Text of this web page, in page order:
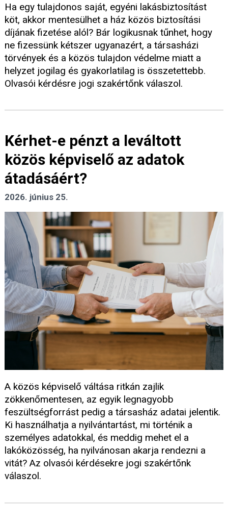
Ha egy tulajdonos saját, egyéni lakásbiztosítást
köt, akkor mentesülhet a ház közös biztosítási
díjának fizetése alól? Bár logikusnak tűnhet, hogy
ne fizessünk kétszer ugyanazért, a társasházi
törvények és a közös tulajdon védelme miatt a
helyzet jogilag és gyakorlatilag is összetettebb.
Olvasói kérdésre jogi szakértőnk válaszol.
Kérhet-e pénzt a leváltott
közös képviselő az adatok
átadásáért?
2026. június 25.
A közös képviselő váltása ritkán zajlik
zökkenőmentesen, az egyik legnagyobb
feszültségforrást pedig a társasház adatai jelentik.
Ki használhatja a nyilvántartást, mi történik a
személyes adatokkal, és meddig mehet el a
lakóközösség, ha nyilvánosan akarja rendezni a
vitát? Az olvasói kérdésekre jogi szakértőnk
válaszol.